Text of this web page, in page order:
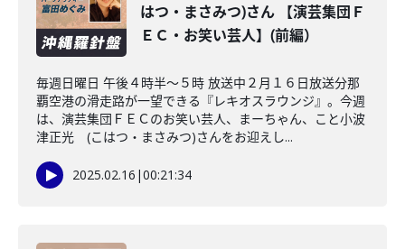
はつ・まさみつ)さん 【演芸集団Ｆ
ＥＣ・お笑い芸人】(前編）
毎週日曜日 午後４時半～５時 放送中２月１６日放送分那
覇空港の滑走路が一望できる『レキオスラウンジ』。今週
は、演芸集団ＦＥＣのお笑い芸人、まーちゃん、こと小波
津正光 (こはつ・まさみつ)さんをお迎えし...
2025.02.16 |00:21:34